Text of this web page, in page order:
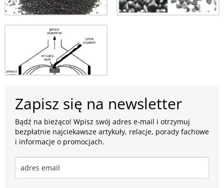
Zapisz się na newsletter
Bądź na bieżąco! Wpisz swój adres e-mail i otrzymuj
bezpłatnie najciekawsze artykuły, relacje, porady fachowe
i informacje o promocjach.